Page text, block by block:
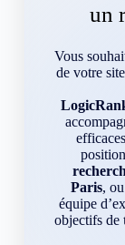
un
Vous
de votre
Paris,
équipe
objectifs de